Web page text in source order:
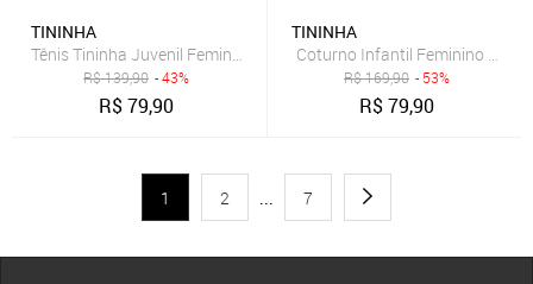
TININHA
Tênis Tininha Juvenil Feminino Menina Escolar Preto
R$139,90 - 43%
R$79,90
TININHA
Coturno Infantil Feminino
R$169,90 - 53%
R$79,90
1 2 ... 7